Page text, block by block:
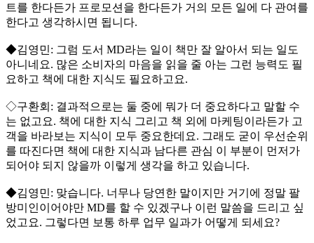
트를 한다든가 프로모션을 한다든가 거의 모든 일에 다 관여를
한다고 생각하시면 됩니다.
◆김영민: 그럼 도서 MD라는 일이 책만 잘 알아서 되는 일도
아니네요. 많은 소비자의 마음을 읽을 줄 아는 그런 능력도 필
요하고 책에 대한 지식도 필요하고요.
◇구환회: 결과적으로는 둘 중에 뭐가 더 중요하다고 말할 수
는 없고요. 책에 대한 지식 그리고 책 외에 마케팅이라든가 고
객을 바라보는 지식이 모두 중요한데요. 그래도 굳이 우선순위
를 따진다면 책에 대한 지식과 남다른 관심 이 부분이 먼저가
되어야 되지 않을까 이렇게 생각을 하고 있습니다.
◆김영민: 맞습니다. 너무나 당연한 말이지만 거기에 정말 팔
방미인이어야만 MD를 할 수 있겠구나 이런 말씀을 드리고 싶
었고요. 그렇다면 보통 하루 업무 일과가 어떻게 되세요?